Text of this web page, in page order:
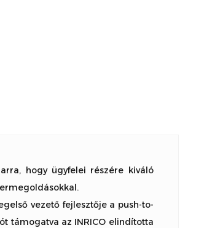
hogy ügyfelei részére kiváló
vezető fejlesztője a push-to-
támogatva az INRICO elindította